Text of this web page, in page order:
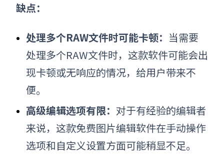
缺点：
处理多个RAW文件时可能卡顿： 当需要
处理多个RAW文件时，这款软件可能会出
现卡顿或无响应的情况，给用户带来不
便。
高级编辑选项有限： 对于有经验的编辑者
来说，这款免费图片编辑软件在手动操作
选项和自定义设置方面可能稍显不足。